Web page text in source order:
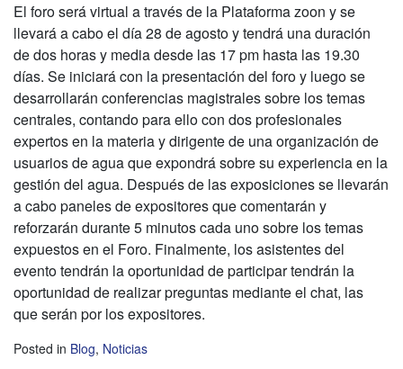
El foro será virtual a través de la Plataforma zoon y se
llevará a cabo el día 28 de agosto y tendrá una duración
de dos horas y media desde las 17 pm hasta las 19.30
días. Se iniciará con la presentación del foro y luego se
desarrollarán conferencias magistrales sobre los temas
centrales, contando para ello con dos profesionales
expertos en la materia y dirigente de una organización de
usuarios de agua que expondrá sobre su experiencia en la
gestión del agua. Después de las exposiciones se llevarán
a cabo paneles de expositores que comentarán y
reforzarán durante 5 minutos cada uno sobre los temas
expuestos en el Foro. Finalmente, los asistentes del
evento tendrán la oportunidad de participar tendrán la
oportunidad de realizar preguntas mediante el chat, las
que serán por los expositores.
Posted in Blog, Noticias